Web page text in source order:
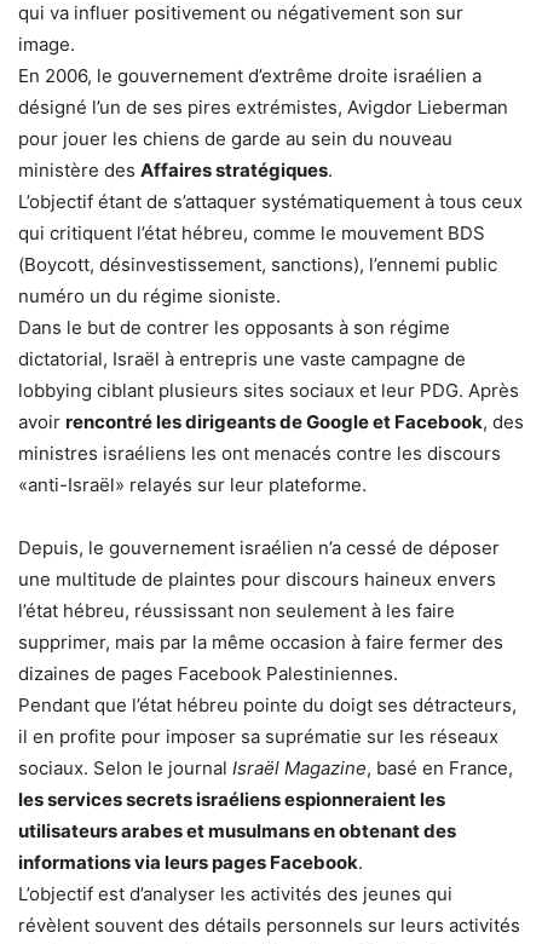
qui va influer positivement ou négativement son sur
image.
En 2006, le gouvernement d’extrême droite israélien a
désigné l’un de ses pires extrémistes, Avigdor Lieberman
pour jouer les chiens de garde au sein du nouveau
ministère des Affaires stratégiques.
L’objectif étant de s’attaquer systématiquement à tous ceux
qui critiquent l’état hébreu, comme le mouvement BDS
(Boycott, désinvestissement, sanctions), l’ennemi public
numéro un du régime sioniste.
Dans le but de contrer les opposants à son régime
dictatorial, Israël à entrepris une vaste campagne de
lobbying ciblant plusieurs sites sociaux et leur PDG. Après
avoir rencontré les dirigeants de Google et Facebook, des
ministres israéliens les ont menacés contre les discours
«anti-Israël» relayés sur leur plateforme.
Depuis, le gouvernement israélien n’a cessé de déposer
une multitude de plaintes pour discours haineux envers
l’état hébreu, réussissant non seulement à les faire
supprimer, mais par la même occasion à faire fermer des
dizaines de pages Facebook Palestiniennes.
Pendant que l’état hébreu pointe du doigt ses détracteurs,
il en profite pour imposer sa suprématie sur les réseaux
sociaux. Selon le journal Israël Magazine, basé en France,
les services secrets israéliens espionneraient les
utilisateurs arabes et musulmans en obtenant des
informations via leurs pages Facebook.
L’objectif est d’analyser les activités des jeunes qui
révèlent souvent des détails personnels sur leurs activités